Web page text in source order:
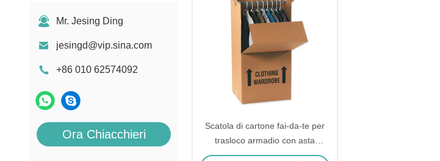
Mr. Jesing Ding
jesingd@vip.sina.com
+86 010 62574092
Ora Chiacchieri
Scatola di cartone fai-da-te per
trasloco armadio con asta
appendiabiti rinforzata